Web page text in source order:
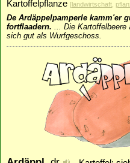
Kartoffelpflanze [landwirtschaft
De Ardäppelpamperle kamm'er
fortflaadern. ... Die
sich gut als Wurfgeschoss.